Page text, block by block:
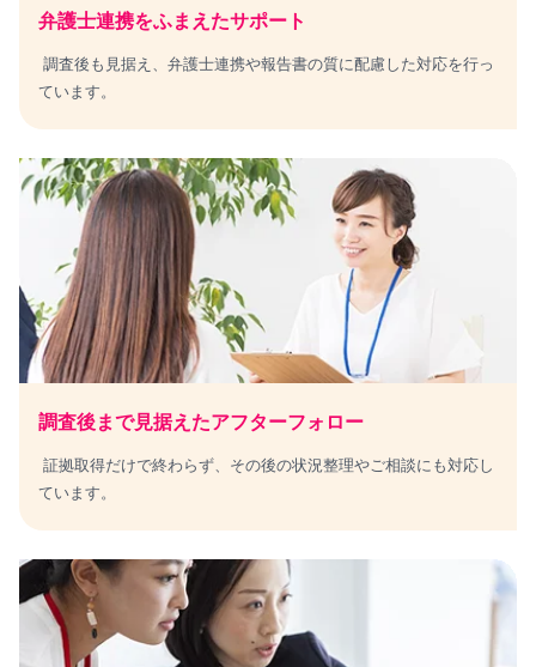
弁護士連携をふまえたサポート
調査後も見据え、弁護士連携や報告書の質に配慮した対応を行っ
ています。
調査後まで見据えたアフターフォロー
証拠取得だけで終わらず、その後の状況整理やご相談にも対応し
ています。